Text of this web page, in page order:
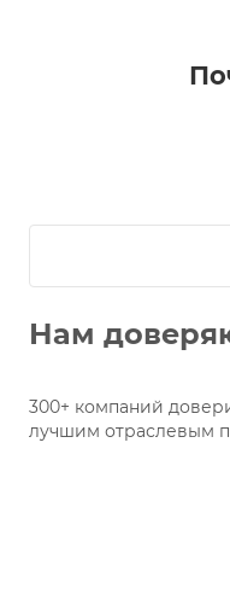
Нам
300+ компаний
лучшим отраслевым